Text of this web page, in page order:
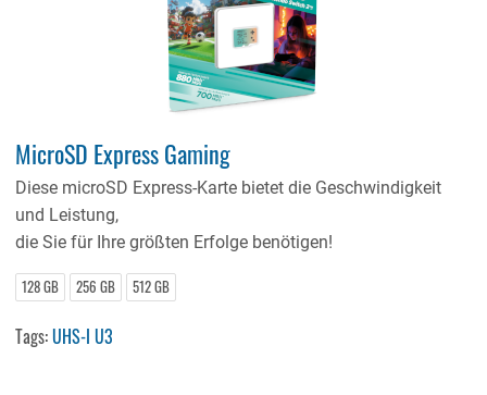
MicroSD Express Gaming
Diese microSD Express-Karte bietet die Geschwindigkeit
und Leistung,
die Sie für Ihre größten Erfolge benötigen!
128 GB 256 GB 512 GB
Tags:UHS-I U3